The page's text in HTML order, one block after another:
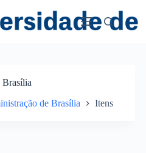
Brasília
de Brasília Itens